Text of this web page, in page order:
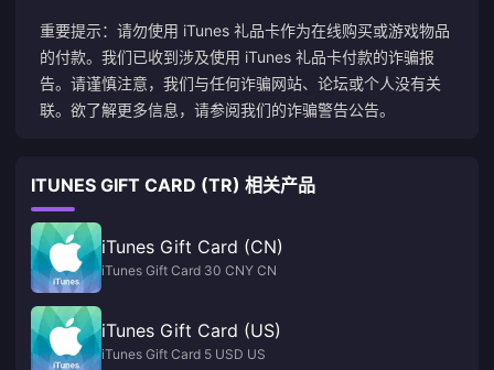
重要提示：请勿使用 iTunes 礼品卡作为在线购买或游戏物品
的付款。我们已收到涉及使用 iTunes 礼品卡付款的诈骗报
告。请谨慎注意，我们与任何诈骗网站、论坛或个人没有关
联。欲了解更多信息，请参阅我们的诈骗警告公告。
ITUNES GIFT CARD (TR) 相关产品
iTunes Gift Card (CN)
iTunes Gift Card 30 CNY CN
iTunes Gift Card (US)
iTunes Gift Card 5 USD US